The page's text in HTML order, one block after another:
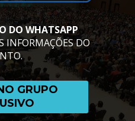
GRUPO
DO WHATSAPP
INFORMAÇÕES DO